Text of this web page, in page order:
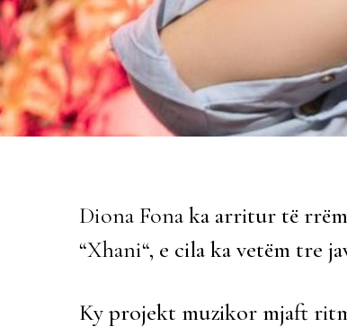
Diona Fonaka arritur të
“Xhani“, e cila ka vetëm tre
Ky projekt muzikor mjaft